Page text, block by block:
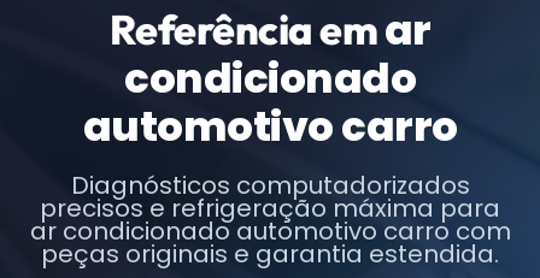
Referência emar
condicionado
automotivo carro
Diagnósticos computadorizados
precisos e refrigeração máxima para
ar condicionado automotivo carro com
peças originais e garantia estendida.